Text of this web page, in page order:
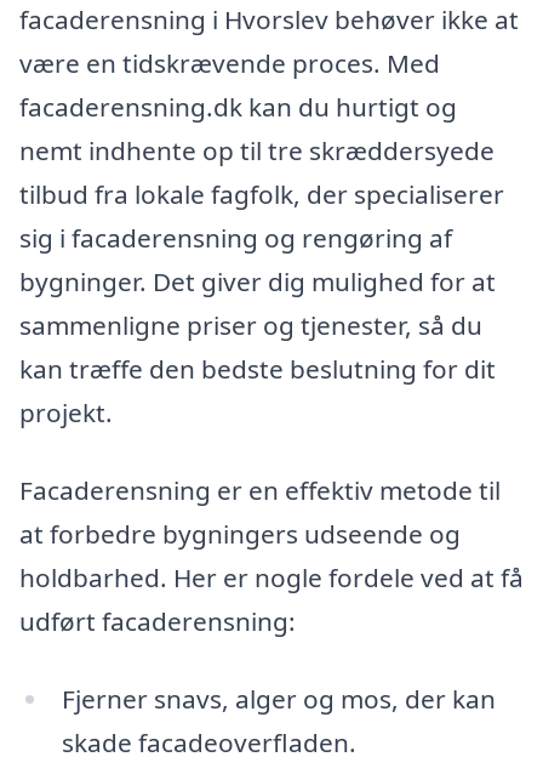
facaderensning i Hvorslev behøver ikke at
være en tidskrævende proces. Med
facaderensning.dk kan du hurtigt og
nemt indhente op til tre skræddersyede
tilbud fra lokale fagfolk, der specialiserer
sig i facaderensning og rengøring af
bygninger. Det giver dig mulighed for at
sammenligne priser og tjenester, så du
kan træffe den bedste beslutning for dit
projekt.
Facaderensning er en effektiv metode til
at forbedre bygningers udseende og
holdbarhed. Her er nogle fordele ved at få
udført facaderensning:
Fjerner snavs, alger og mos, der kan
skade facadeoverfladen.